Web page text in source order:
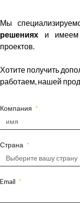
Мы
решениях и имеем
проектов.
Хотите получить
работаем, нашей
Компания
Страна
Email